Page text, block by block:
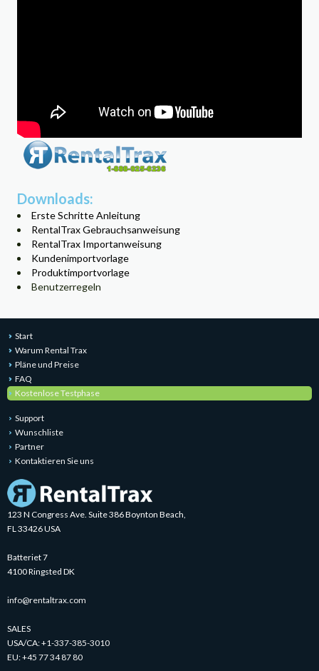
Downloads:
Erste Schritte Anleitung
RentalTrax Gebrauchsanweisung
RentalTrax Importanweisung
Kundenimportvorlage
Produktimportvorlage
Benutzerregeln
Start
Warum Rental Trax
Pläne und Preise
FAQ
Kostenlose Testphase
Support
Wunschliste
Partner
Kontaktieren Sie uns
123 N Congress Ave. Suite 386 Boynton Beach,
FL 33426 USA
Batteriet 7
4100 Ringsted DK
info@rentaltrax.com
SALES
USA/CA:+1-337-385-3010
EU:+45 77 34 87 80